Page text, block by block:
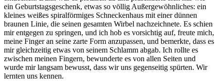
ein Geburtstagsgeschenk, etwas so völlig Außergewöhnliches: ein
kleines weißes spiralförmiges Schneckenhaus mit einerdünnen
braunen Linie, die seinen gesamten Wirbel nachzeichnete. Es schien
mir entgegen zu springen, und ich hob es vorsichtig auf, freute mich,
meine Finger an seine zarte Form anzupassen, und bemerkte, dass es
mir gleichzeitig etwas von seinem Schlamm abgab. Ich rollte es
zwischen meinen Fingern, bewunderte es von allen Seiten und
wurde mir langsam bewusst, dass wir uns gegenseitig spürten. Wir
lernten uns kennen.